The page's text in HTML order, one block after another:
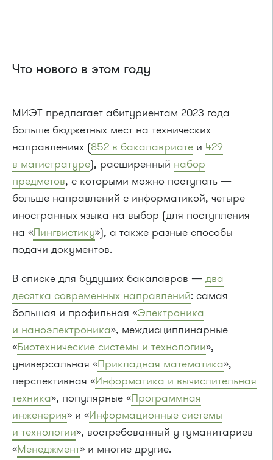
Что нового в этом году
МИЭТ предлагает абитуриентам 2023 года
больше бюджетных мест на технических
направлениях (852 в бакалавриате и 429
в магистратуре), расширенный набор
предметов, с которыми можно поступать —
больше направлений с информатикой, четыре
иностранных языка на выбор (для поступления
на «Лингвистику»), а также разные способы
подачи документов.
В списке для будущих бакалавров — два
десятка современных направлений: самая
большая и профильная «Электроника
и наноэлектроника», междисциплинарные
«Биотехнические системы и технологии»,
универсальная «Прикладная математика»,
перспективная «Информатика и вычислительная
техника», популярные «Программная
инженерия» и «Информационные системы
и технологии», востребованный у гуманитариев
«Менеджмент» и многие другие.